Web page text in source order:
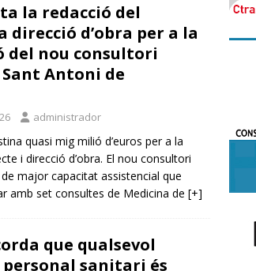
la redacció del
direcció d’obra per a la
del nou consultori
Antoni de
administrador
quasi mig milió d’euros per a la
i direcció d’obra. El nou consultori
major capacitat assistencial que
amb set consultes de Medicina de [+]
que qualsevol
sanitari és